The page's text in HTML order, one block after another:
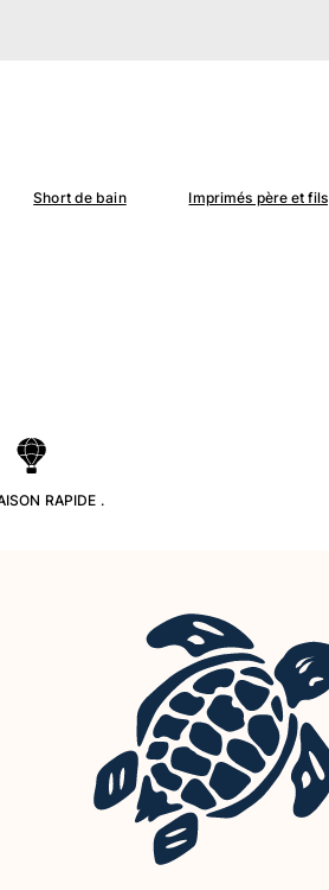
Short de bain Imprimés père et fils
RAPIDE .